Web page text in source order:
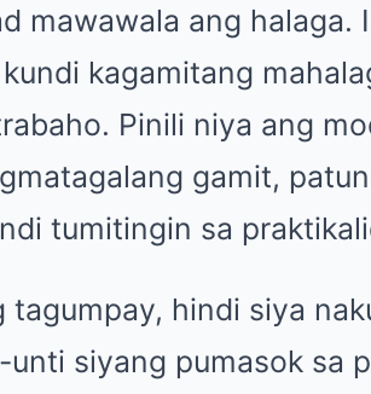
mawawala ang halaga.
kagamitang
Pinili niya ang
gamit,
tumitingin sa
tagumpay, hindi siya
siyang pumasok sa